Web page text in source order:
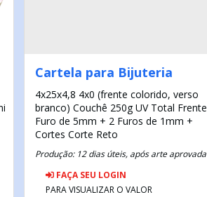
Cartela para Bijuteria
4x25x4,8 4x0 (frente colorido, verso
branco) Couchê 250g UV Total Frente
Furo de 5mm + 2 Furos de 1mm +
Cortes Corte Reto
Produção: 12 dias úteis, após arte aprovada
FAÇA SEU LOGIN
PARA VISUALIZAR O VALOR